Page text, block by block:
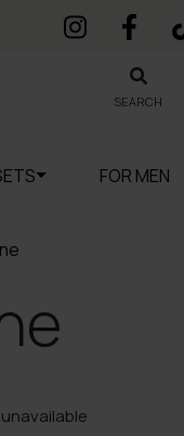
SEARCH
FOR MEN
SEARCH